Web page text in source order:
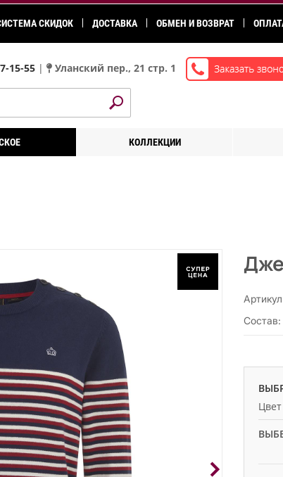
СКИДОК ДОСТАВКА ОБМЕН И ВОЗВРАТ
15-55 | Уланский пер., 21 стр. 1
КОЛЛЕКЦИИ
Состав: